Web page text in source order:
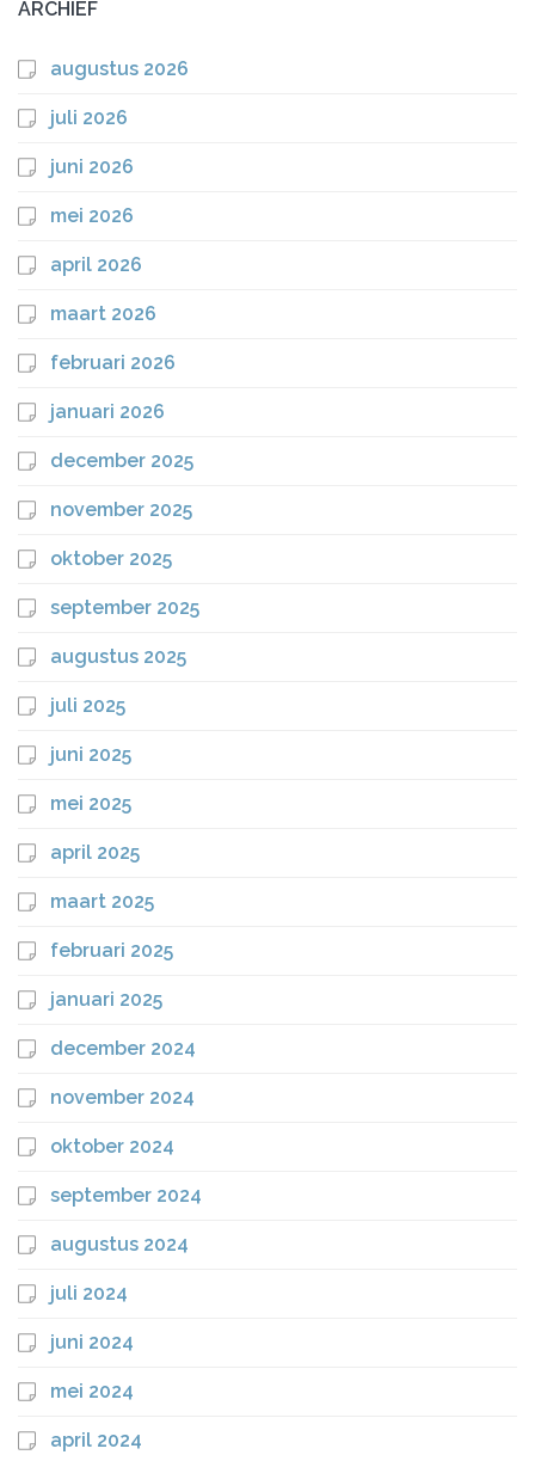
ARCHIEF
augustus 2026
juli 2026
juni 2026
mei 2026
april 2026
maart 2026
februari 2026
januari 2026
december 2025
november 2025
oktober 2025
september 2025
augustus 2025
juli 2025
juni 2025
mei 2025
april 2025
maart 2025
februari 2025
januari 2025
december 2024
november 2024
oktober 2024
september 2024
augustus 2024
juli 2024
juni 2024
mei 2024
april 2024